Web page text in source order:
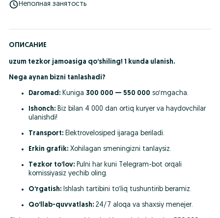
Неполная занятость
ОПИСАНИЕ
uzum tezkor jamoasiga qo‘shiling! 1 kunda ulanish.
Nega aynan bizni tanlashadi?
Daromad: Kuniga 300 000 — 550 000 so‘mgacha.
Ishonch: Biz bilan 4 000 dan ortiq kuryer va haydovchilar
ulanishdi!
Transport: Elektrovelosiped ijaraga beriladi.
Erkin grafik: Xohilagan smeningizni tanlaysiz.
Tezkor to‘lov: Pulni har kuni Telegram-bot orqali
komissiyasiz yechib oling.
O‘rgatish: Ishlash tartibini to‘liq tushuntirib beramiz.
Qo‘llab-quvvatlash: 24/7 aloqa va shaxsiy menejer.